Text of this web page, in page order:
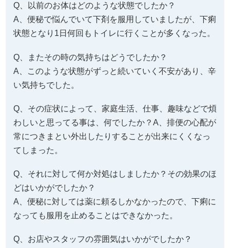
Q、以前のお体はどのような状態でしたか？
A、便秘で悩んでいて下剤を服用していましたが、下痢
状態となり1日何回もトイレに行くことが多くなった。
Q、またその時の気持ちはどうでしたか？
A、このような状態がずっと続いていく不安があり、辛
い気持ちでした。
Q、その症状によって、家庭生活、仕事、趣味などで煩
わしいと思ってる事は、何でしたか？A、排便の心配が
常につきまとい外出したりすることが出来にくくなっ
てしまった。
Q、それに対して何か対処はしましたか？その効果のほ
どはいかがでしたか？
A、便秘に対しては薬に頼るしかなかったので、下痢に
なっても服用を止めることはできなかった。
Q、お店やスタッフの雰囲気はいかがでしたか？